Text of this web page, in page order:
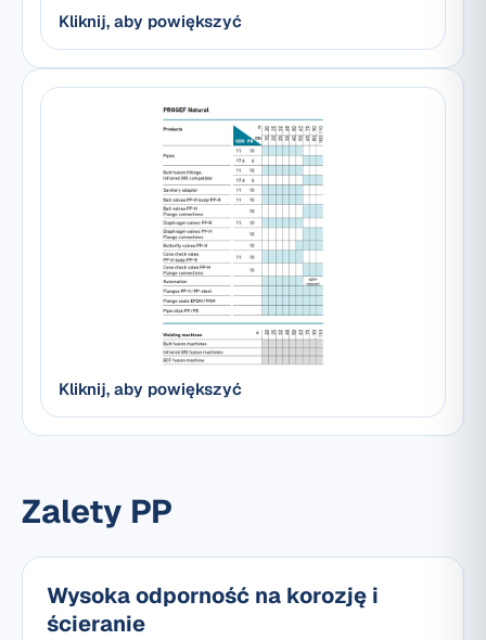
Kliknij, aby powiększyć
Kliknij, aby powiększyć
Zalety PP
Wysoka odporność na korozję i
ścieranie